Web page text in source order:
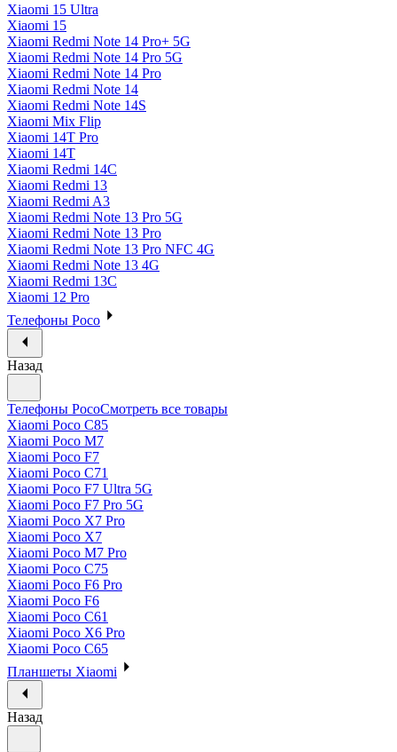
Xiaomi 15 Ultra
Xiaomi 15
Xiaomi Redmi Note 14 Pro+ 5G
Xiaomi Redmi Note 14 Pro 5G
Xiaomi Redmi Note 14 Pro
Xiaomi Redmi Note 14
Xiaomi Redmi Note 14S
Xiaomi Mix Flip
Xiaomi 14T Pro
Xiaomi 14T
Xiaomi Redmi 14C
Xiaomi Redmi 13
Xiaomi Redmi A3
Xiaomi Redmi Note 13 Pro 5G
Xiaomi Redmi Note 13 Pro
Xiaomi Redmi Note 13 Pro NFC 4G
Xiaomi Redmi Note 13 4G
Xiaomi Redmi 13C
Xiaomi 12 Pro
Телефоны Poco
Назад
Телефоны PocoСмотреть все товары
Xiaomi Poco C85
Xiaomi Poco M7
Xiaomi Poco F7
Xiaomi Poco C71
Xiaomi Poco F7 Ultra 5G
Xiaomi Poco F7 Pro 5G
Xiaomi Poco X7 Pro
Xiaomi Poco X7
Xiaomi Poco M7 Pro
Xiaomi Poco C75
Xiaomi Poco F6 Pro
Xiaomi Poco F6
Xiaomi Poco C61
Xiaomi Poco X6 Pro
Xiaomi Poco C65
Планшеты Xiaomi
Назад